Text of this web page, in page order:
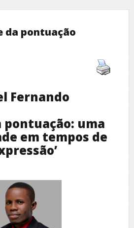
da pontuação
Fernando
pontuação: uma
em tempos de